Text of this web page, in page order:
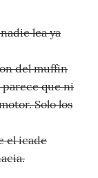
lea ya
del muffin
parece que ni
Solo los
el icade